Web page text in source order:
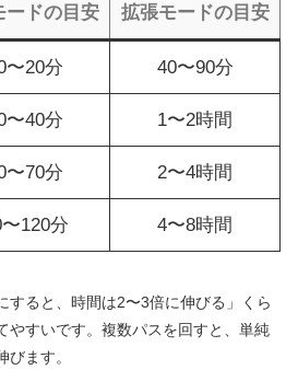
ードの目安 拡張モードの目安
〜20分 40〜90分
〜40分 1〜2時間
〜70分 2〜4時間
120分 4〜8時間
すると、時間は2〜3倍に伸びる」くら
やすいです。複数パスを回すと、単純
ます。